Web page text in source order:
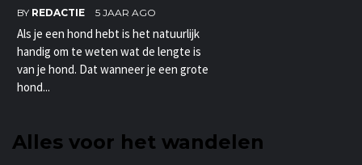
BY REDACTIE 5 JAAR AGO
Als je een hond hebt is het natuurlijk
handig om te weten wat de lengte is
van je hond. Dat wanneer je een grote
hond...
Alles voor het wandelen